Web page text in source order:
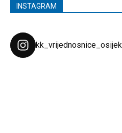
INSTAGRAM
kk_vrijednosnice_osijek